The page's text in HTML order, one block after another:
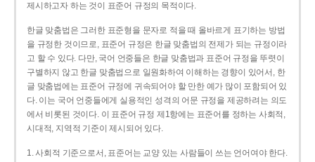
제시하고자 하는 것이 표준어 규정의 목적이다.
한글 맞춤법은 그러한 표준형을 문자로 적을 때 올바르게 표기하는 방법
을 규정한 것이므로, 표준어 규정은 한글 맞춤법의 전제가 되는 규정이라
고 할 수 있다. 다만, 국어 언중들은 한글 맞춤법과 표준어 규정을 뚜렷이
구별하지 않고 한글 맞춤법으로 일원화하여 이해하는 경향이 있어서, 한
글 맞춤법에는 표준어 규정에 귀속되어야 할 만한 예가 많이 포함되어 있
다. 이는 국어 언중들에게 실용적인 성격의 어문 규정을 제공하려는 의도
에서 비롯된 것이다. 이 표준어 규정 제1항에는 표준어를 정하는 사회적,
시대적, 지역적 기준이 제시되어 있다.
1. 사회적 기준으로서, 표준어는 교양 있는 사람들이 쓰는 언어여야 한다.